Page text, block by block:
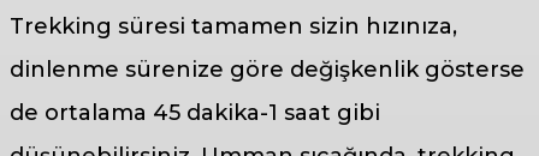
Trekking süresi tamamen sizin hızınıza,
dinlenme sürenize göre değişkenlik gösterse
de ortalama 45 dakika-1 saat gibi